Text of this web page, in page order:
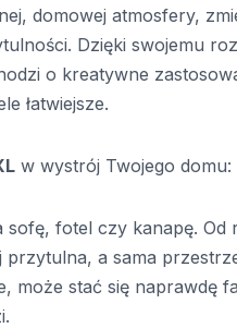
domowej atmosfery,
Dzięki swojemu
o kreatywne
łatwiejsze.
w wystrój Twojego domu:
fotel czy kanapę. Od
przytulna, a sama
może stać się naprawdę